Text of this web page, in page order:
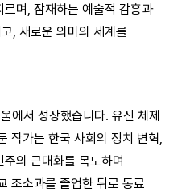
며, 잠재하는 예술적 감흥과
, 새로운 의미의 세계를
에서 성장했습니다. 유신 체제
작가는 한국 사회의 정치 변혁,
의 근대화를 목도하며
조소과를 졸업한 뒤로 동료